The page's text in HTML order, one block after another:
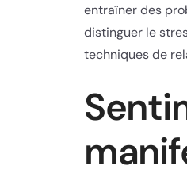
entraîner des
distinguer le
techniques de